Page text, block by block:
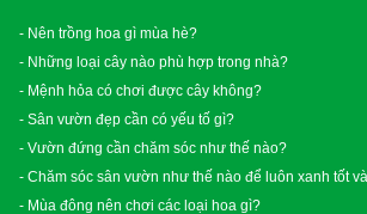
- Nên trồng hoa gì mùa hè?
- Những loại cây nào phù hợp trong nhà?
- Mệnh hỏa có chơi được cây không?
- Sân vườn đẹp cần có yếu tố gì?
- Vườn đứng cần chăm sóc như thế nào?
- Chăm sóc sân vườn như thế nào để luôn xanh tốt
- Mùa đông nên chơi các loại hoa gì?